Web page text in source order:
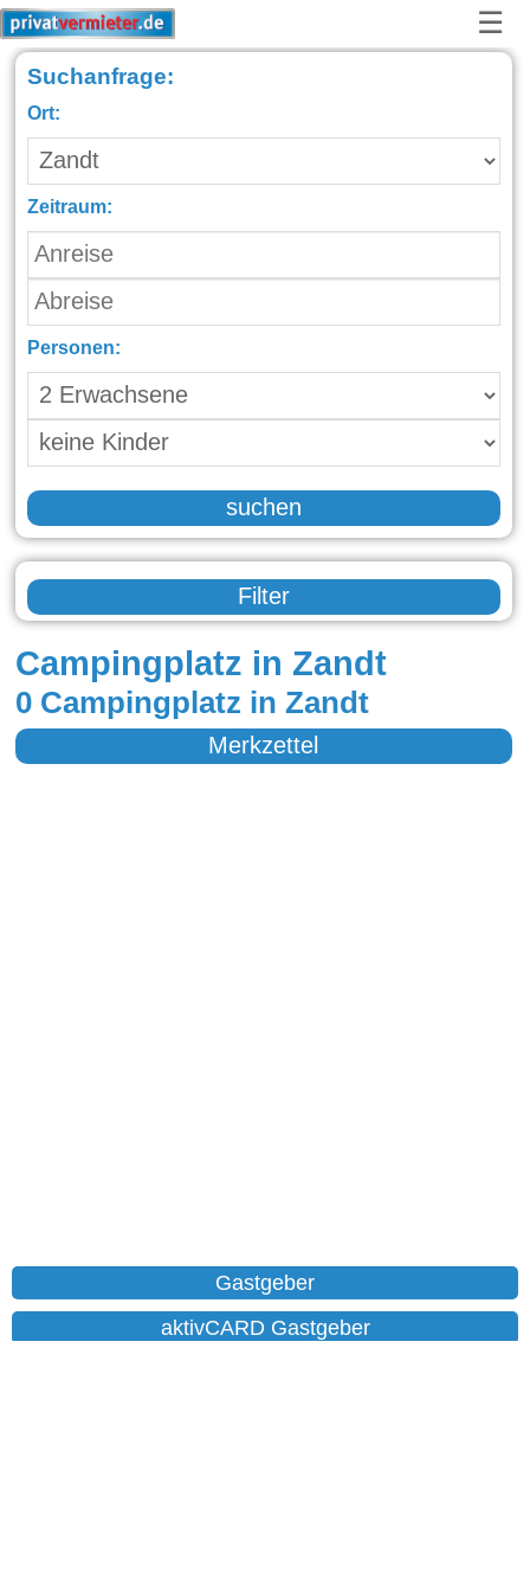
☰
Suchanfrage:
Ort:
Zeitraum:
Personen:
suchen
Filter
Campingplatz in Zandt
0 Campingplatz in Zandt
Merkzettel
Gastgeber
aktivCARD Gastgeber